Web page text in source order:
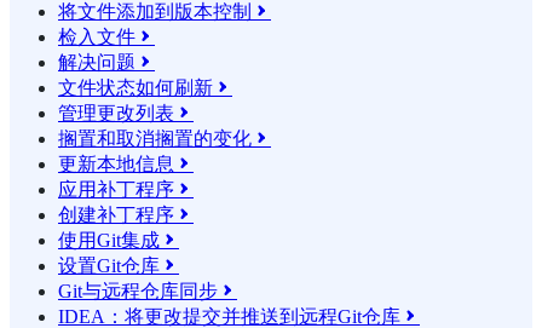
将文件添加到版本控制 
检入文件 
解决问题 
文件状态如何刷新 
管理更改列表 
搁置和取消搁置的变化 
更新本地信息 
应用补丁程序 
创建补丁程序 
使用Git集成 
设置Git仓库 
Git与远程仓库同步 
IDEA：将更改提交并推送到远程Git仓库 